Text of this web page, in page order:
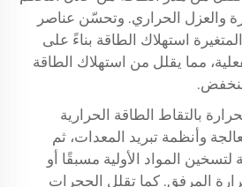
والعزل الحراري. وتحسّن عناصر
استهلاك الطاقة بناءً على
مما يقلل من استهلاك الطاقة
بالتقاط الطاقة الحرارية
وأنظمة تبريد المعدات، ثم
لتسخين المواد الأولية مسبقًا أو
المرفق. كما تقلل الحجرات